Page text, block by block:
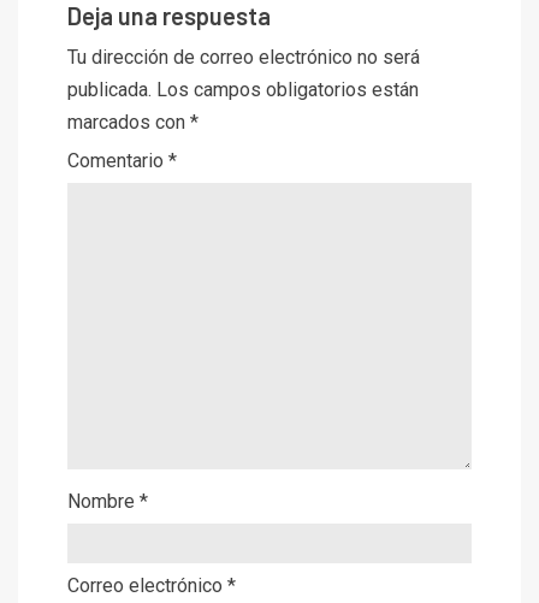
Deja una respuesta
Tu dirección de correo electrónico no será
publicada. Los campos obligatorios están
marcados con *
Comentario *
Nombre *
Correo electrónico *